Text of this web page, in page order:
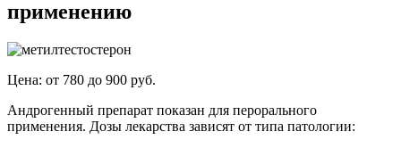
применению
Цена: от 780 до 900 руб.
Андрогенный препарат показан для перорального
применения. Дозы лекарства зависят от типа патологии: